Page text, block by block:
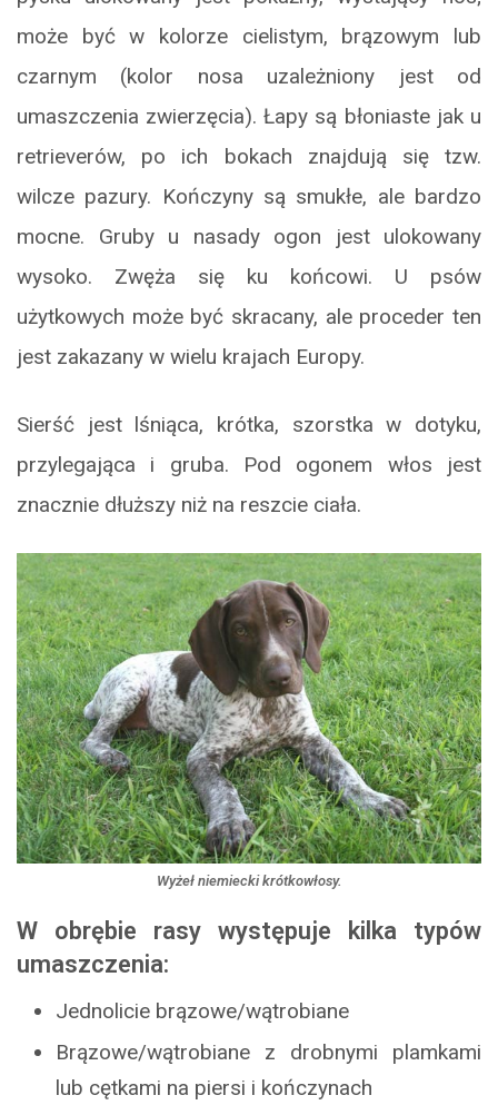
może być w kolorze cielistym, brązowym lub
czarnym (kolor nosa uzależniony jest od
umaszczenia zwierzęcia). Łapy są błoniaste jak u
retrieverów, po ich bokach znajdują się tzw.
wilcze pazury. Kończyny są smukłe, ale bardzo
mocne. Gruby u nasady ogon jest ulokowany
wysoko. Zwęża się ku końcowi. U psów
użytkowych może być skracany, ale proceder ten
jest zakazany w wielu krajach Europy.
Sierść jest lśniąca, krótka, szorstka w dotyku,
przylegająca i gruba. Pod ogonem włos jest
znacznie dłuższy niż na reszcie ciała.
Wyżeł niemiecki krótkowłosy.
W obrębie rasy występuje kilka typów
umaszczenia:
Jednolicie brązowe/wątrobiane
Brązowe/wątrobiane z drobnymi plamkami
lub cętkami na piersi i kończynach